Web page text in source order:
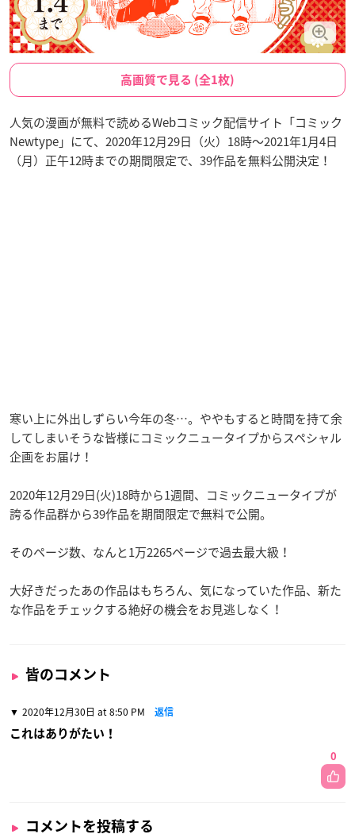
高画質で見る (全1枚)
人気の漫画が無料で読めるWebコミック配信サイト「コミック
Newtype」にて、2020年12月29日（火）18時～2021年1月4日
（月）正午12時までの期間限定で、39作品を無料公開決定！
寒い上に外出しずらい今年の冬…。ややもすると時間を持て余
してしまいそうな皆様にコミックニュータイプからスペシャル
企画をお届け！
2020年12月29日(火)18時から1週間、コミックニュータイプが
誇る作品群から39作品を期間限定で無料で公開。
そのページ数、なんと1万2265ページで過去最大級！
大好きだったあの作品はもちろん、気になっていた作品、新た
な作品をチェックする絶好の機会をお見逃しなく！
皆のコメント
2020年12月30日 at 8:50 PM 返信
これはありがたい！
0
コメントを投稿する